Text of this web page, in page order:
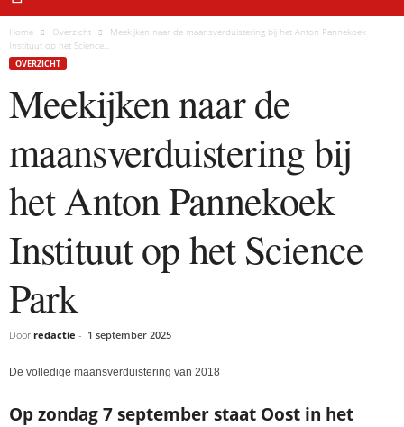
Home Overzicht
Meekijken naar de maansverduistering bij het Anton Pannekoek
Instituut op het Science...
OVERZICHT
Meekijken naar de
maansverduistering bij
het Anton Pannekoek
Instituut op het Science
Park
Door redactie - 1 september 2025
De volledige maansverduistering van 2018
Op zondag 7 september staat Oost in het